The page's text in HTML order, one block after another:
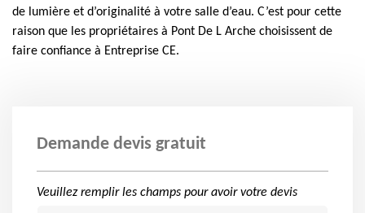
de lumière et d’originalité à votre salle d’eau. C’est pour cette
raison que les propriétaires à Pont De L Arche choisissent de
faire confiance à Entreprise CE.
Demande devis gratuit
Veuillez remplir les champs pour avoir votre devis